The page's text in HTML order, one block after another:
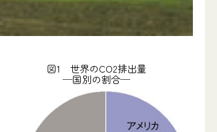
図1 世界のCO2排出量
─国別の割合─